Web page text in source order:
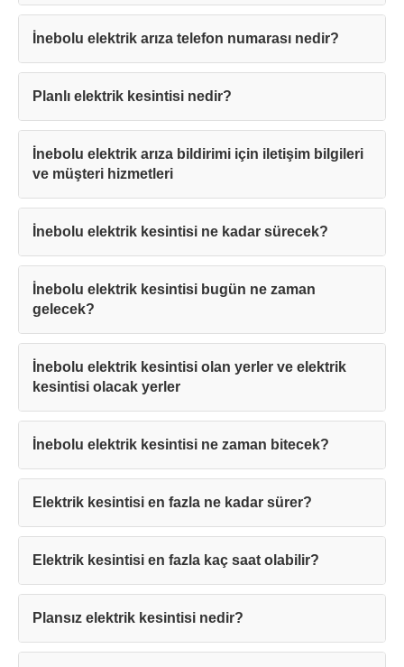
İnebolu elektrik arıza telefon numarası nedir?
Planlı elektrik kesintisi nedir?
İnebolu elektrik arıza bildirimi için iletişim bilgileri
ve müşteri hizmetleri
İnebolu elektrik kesintisi ne kadar sürecek?
İnebolu elektrik kesintisi bugün ne zaman
gelecek?
İnebolu elektrik kesintisi olan yerler ve elektrik
kesintisi olacak yerler
İnebolu elektrik kesintisi ne zaman bitecek?
Elektrik kesintisi en fazla ne kadar sürer?
Elektrik kesintisi en fazla kaç saat olabilir?
Plansız elektrik kesintisi nedir?
Teşekkürler!
sürede sizinle iletişime geçilecektir.